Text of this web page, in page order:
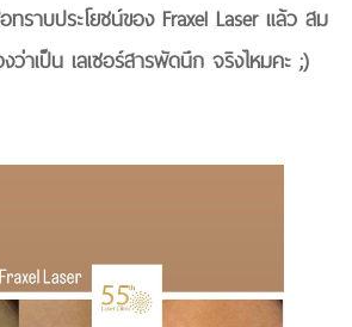
ทราบประโยชน์ของ Fraxel Laser แล้ว สม
าเป็น เลเซอร์สารพัดนึก จริงไหมคะ ;)